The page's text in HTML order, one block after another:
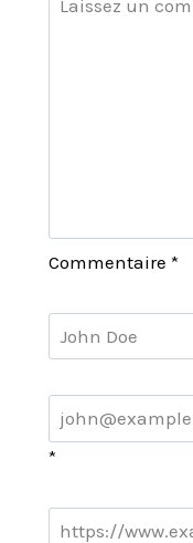
Commentaire *
*